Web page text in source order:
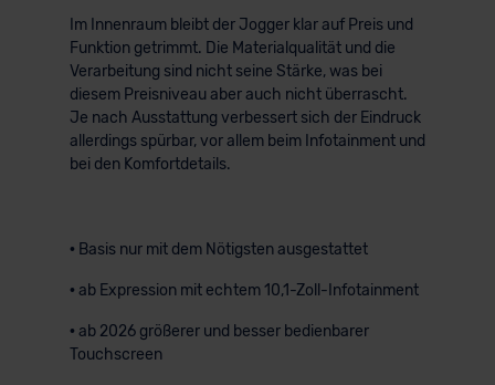
Im Innenraum bleibt der Jogger klar auf Preis und
Funktion getrimmt. Die Materialqualität und die
Verarbeitung sind nicht seine Stärke, was bei
diesem Preisniveau aber auch nicht überrascht.
Je nach Ausstattung verbessert sich der Eindruck
allerdings spürbar, vor allem beim Infotainment und
bei den Komfortdetails.
• Basis nur mit dem Nötigsten ausgestattet
• ab Expression mit echtem 10,1-Zoll-Infotainment
• ab 2026 größerer und besser bedienbarer
Touchscreen